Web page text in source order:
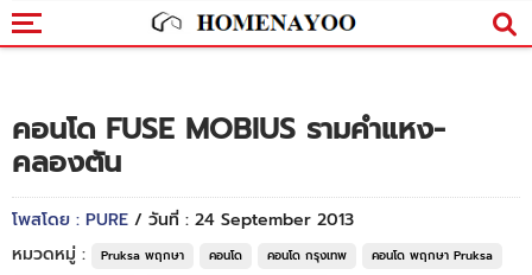
คอนโด FUSE MOBIUS รามคำแหง-
คลองตัน
โพสโดย : PURE / วันที่ : 24 September 2013
หมวดหมู่ :
Pruksa พฤกษา คอนโด คอนโด กรุงเทพ
คอนโด พฤกษา Pruksa